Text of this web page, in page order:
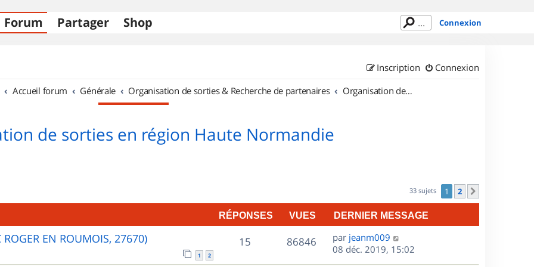
Forum Partager Shop Connexion
Connexion
Inscription
Accueil forum Générale Organisation de sorties & Recherche de partenaires Organisation de sorties en région Haute Normandie
de sorties en région Haute Normandie
33 sujets 1 2
RÉPONSES VUES DERNIER MESSAGE
EN ROUMOIS, 27670)
1 2
15R
é
86846V
u
D
e
par jeanm009
08 déc. 2019, 15:02